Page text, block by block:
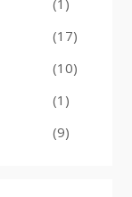
(1)
(17)
(10)
(1)
(9)